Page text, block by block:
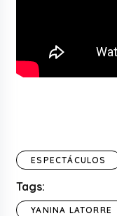
ESPECTÁCULOS
Tags:
YANINA LATORRE